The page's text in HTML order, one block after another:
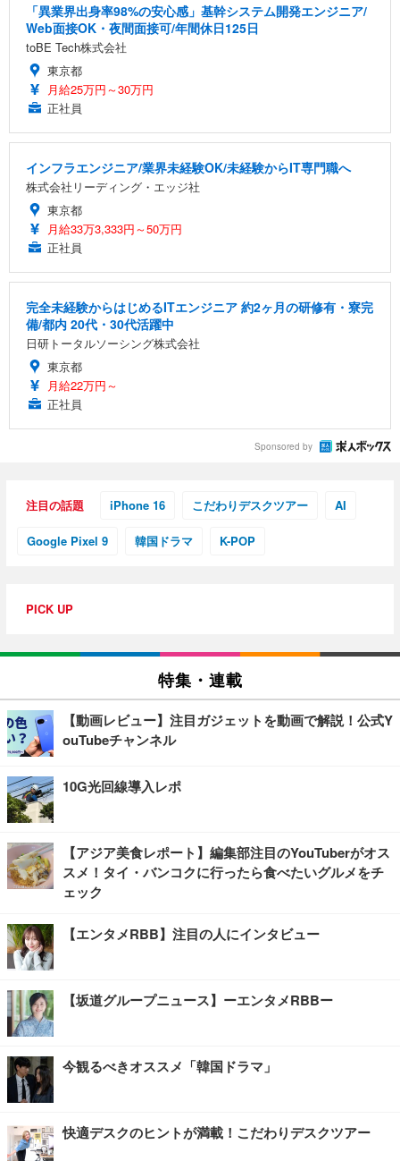
「異業界出身率98%の安心感」基幹システム開発エンジニア/
Web面接OK・夜間面接可/年間休日125日
toBE Tech株式会社
東京都
月給25万円～30万円
正社員
インフラエンジニア/業界未経験OK/未経験からIT専門職へ
株式会社リーディング・エッジ社
東京都
月給33万3,333円～50万円
正社員
完全未経験からはじめるITエンジニア 約2ヶ月の研修有・寮完
備/都内 20代・30代活躍中
日研トータルソーシング株式会社
東京都
月給22万円～
正社員
Sponsored by
注目の話題 iPhone 16 こだわりデスクツアー AI
Google Pixel 9 韓国ドラマ K-POP
PICK UP
特集・連載
【動画レビュー】注目ガジェットを動画で解説！公式Y
ouTubeチャンネル
10G光回線導入レポ
【アジア美食レポート】編集部注目のYouTuberがオス
スメ！タイ・バンコクに行ったら食べたいグルメをチ
ェック
【エンタメRBB】注目の人にインタビュー
【坂道グループニュース】ーエンタメRBBー
今観るべきオススメ「韓国ドラマ」
快適デスクのヒントが満載！こだわりデスクツアー